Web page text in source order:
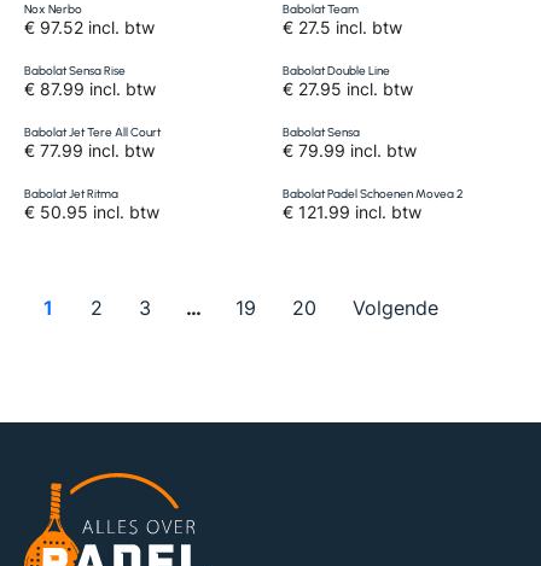
Nox Nerbo
€ 97.52 incl. btw
Babolat Team
€ 27.5 incl. btw
Babolat Sensa Rise
€ 87.99 incl. btw
Babolat Double Line
€ 27.95 incl. btw
Babolat Jet Tere All Court
€ 77.99 incl. btw
Babolat Sensa
€ 79.99 incl. btw
Babolat Jet Ritma
€ 50.95 incl. btw
Babolat Padel Schoenen Movea 2
€ 121.99 incl. btw
1 2 3 … 19 20 Volgende